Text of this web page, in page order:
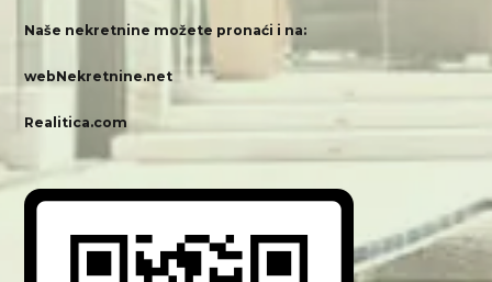
Naše nekretnine možete pronaći i na:
webNekretnine.net
Realitica.com